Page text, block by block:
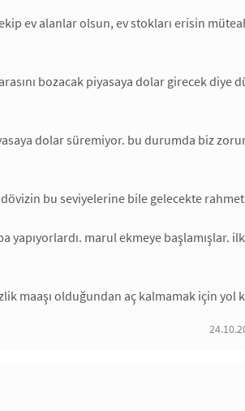
ev alanlar olsun, ev stokları erisin
bozacak piyasaya dolar girecek diye
dolar süremiyor. bu durumda biz
dövizin bu seviyelerine bile gelecekte
yapıyorlardı. marul ekmeye başlamışlar.
maaşı olduğundan aç kalmamak için yol